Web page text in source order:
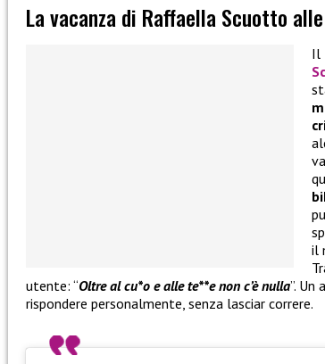
La vacanza di Raffaella Scuotto
Il
il
utente: “Oltre al cu*o e alle te**e non c’è nulla”.
rispondere personalmente, senza lasciar correre.